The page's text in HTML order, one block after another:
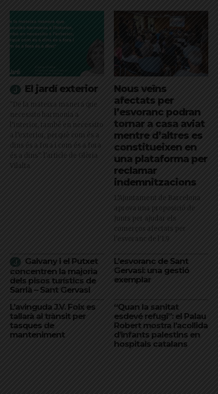
El jardí exterior
"De la mateixa manera que
necessito harmonia a
l’interior, també en necessito
a l’exterior, perquè com és a
dins és a fora i com és a fora
és a dins": l'article de Glòria
Vilalta
Nous veïns
afectats per
l’esvoranc podran
tornar a casa aviat
mentre d’altres es
constitueixen en
una plataforma per
reclamar
indemnitzacions
L’Ajuntament de Barcelona
aprova una proposició de
Junts per ajudar els
comerços afectats per
l'esvoranc de l'L9
Galvany i el Putxet
concentren la majoria
dels pisos turístics de
Sarrià – Sant Gervasi
L’esvoranc de Sant
Gervasi: una gestió
exemplar
L’avinguda J.V. Foix es
tallarà al trànsit per
tasques de
manteniment
“Quan la sanitat
esdevé refugi”: el Palau
Robert mostra l’acollida
d’infants palestins en
hospitals catalans